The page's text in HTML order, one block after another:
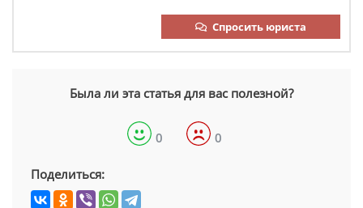
Спросить юриста
Была ли эта статья для вас полезной?
0 0
Поделиться: